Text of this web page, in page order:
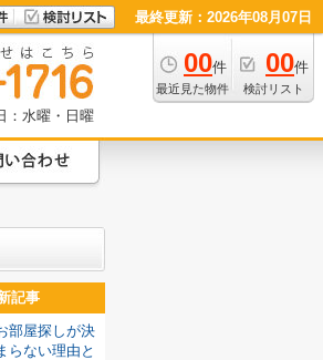
最終更新：2026年08月07日
00件
最近見た物件
00件
検討リスト
：水曜・日曜
記事
部屋探しが決
らない理由と